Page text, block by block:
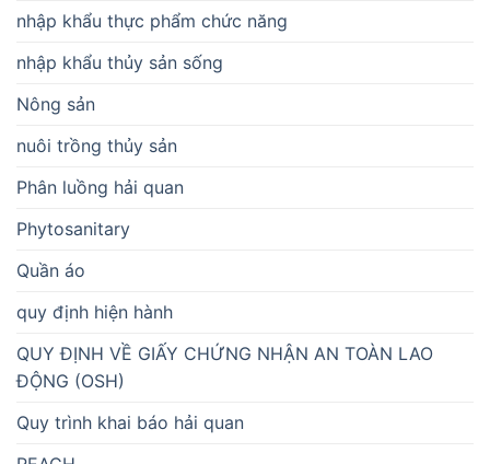
nhập khẩu thực phẩm chức năng
nhập khẩu thủy sản sống
Nông sản
nuôi trồng thủy sản
Phân luồng hải quan
Phytosanitary
Quần áo
quy định hiện hành
QUY ĐỊNH VỀ GIẤY CHỨNG NHẬN AN TOÀN LAO
ĐỘNG (OSH)
Quy trình khai báo hải quan